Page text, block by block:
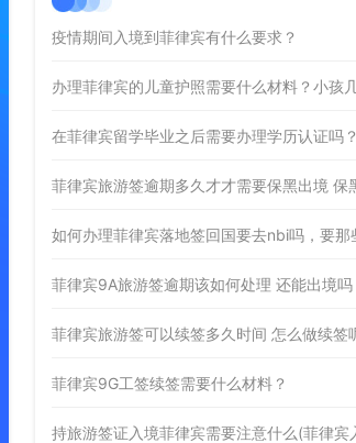
疫情期间入境到菲律宾有什么要求？
在菲律宾留学毕业之后需要办理学历认证吗？
菲律宾9A旅游签逾期该如何处理 还能出境吗
菲律宾旅游签可以续签多久时间 怎么做续签
菲律宾9G工签续签需要什么材料？
持旅游签证入境菲律宾需要注意什么(菲律宾